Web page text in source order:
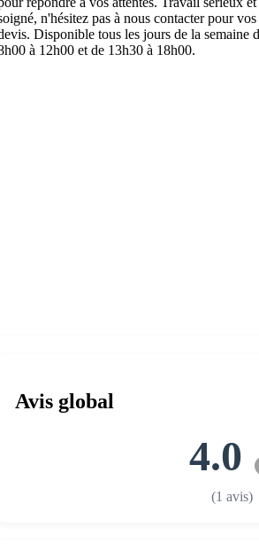
n'hésitez pas à nous contacter pour vos
Disponible tous les jours de la semaine
à 12h00 et de 13h30 à 18h00.
Avis global
4.0
(1 avis)